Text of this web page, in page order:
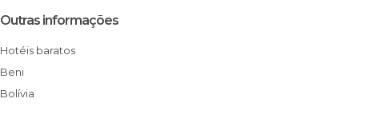
Outras informações
Hotéis baratos
Beni
Bolívia